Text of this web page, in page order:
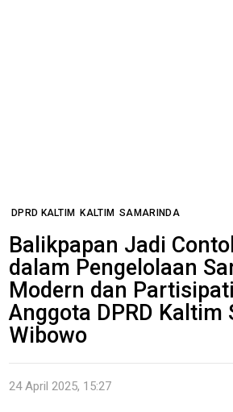
DPRD KALTIM KALTIM SAMARINDA
Balikpapan Jadi
dalam Pengelolaan
Modern dan
Anggota DPRD Kaltim
Wibowo
24 April 2025, 15:27